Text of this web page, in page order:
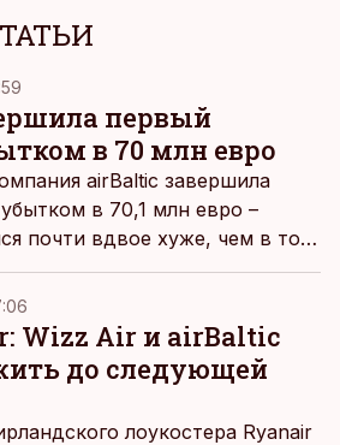
первый
в 70 млн евро
airBaltic завершила
в 70,1 млн евро –
почти вдвое хуже, чем в тот
года.
Wizz Air и airBaltic
до следующей
лоукостера Ryanair